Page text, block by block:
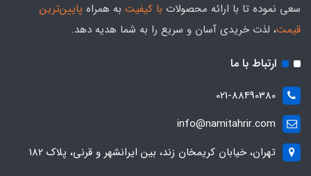
سعی نموده تا با ارائه محصولات با کیفیت به همراه پایین‌ترین
قیمت، لذت خریدی آسان و سریع را به شما هدیه‌ دهد.
ارتباط با ما
021-88490380
info@namitahrir.com
تهران، خیابان کریمخان زند، بین ایرانشهر و قرنی، پلاک 182